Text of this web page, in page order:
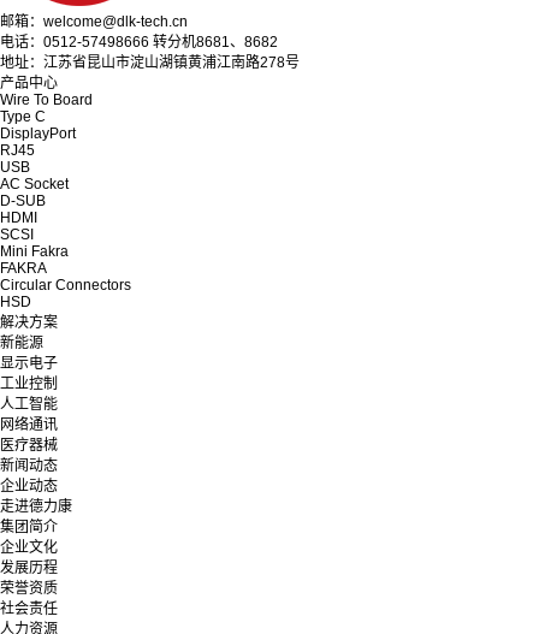
邮箱：welcome@dlk-tech.cn
电话：0512-57498666 转分机8681、8682
地址：江苏省昆山市淀山湖镇黄浦江南路278号
产品中心
Wire To Board
Type C
DisplayPort
RJ45
USB
AC Socket
D-SUB
HDMI
SCSI
Mini Fakra
FAKRA
Circular Connectors
HSD
解决方案
新能源
显示电子
工业控制
人工智能
网络通讯
医疗器械
新闻动态
企业动态
走进德力康
集团简介
企业文化
发展历程
荣誉资质
社会责任
人力资源